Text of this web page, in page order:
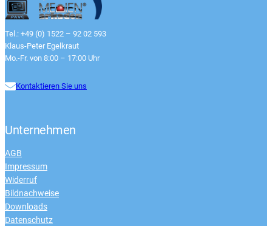
Tel.: +49 (0) 1522 – 92 02 593
Klaus-Peter Egelkraut
Mo.-Fr. von 8:00 – 17:00 Uhr
Kontaktieren Sie uns
Unternehmen
AGB
Impressum
Widerruf
Bildnachweise
Downloads
Datenschutz